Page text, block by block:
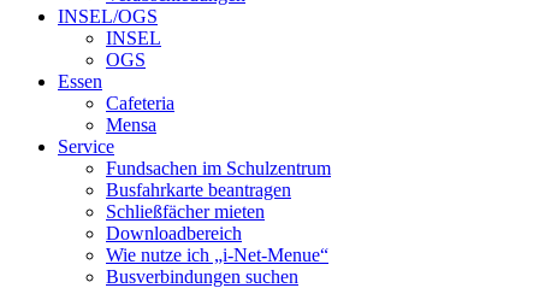
INSEL/OGS
INSEL
OGS
Essen
Cafeteria
Mensa
Service
Fundsachen im Schulzentrum
Busfahrkarte beantragen
Schließfächer mieten
Downloadbereich
Wie nutze ich „i-Net-Menue“
Busverbindungen suchen